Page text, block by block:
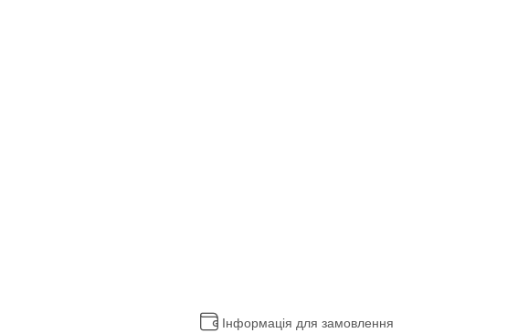
Інформація для замовлення